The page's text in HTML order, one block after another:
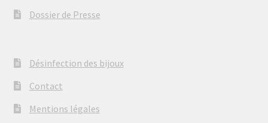
Dossier de Presse
Désinfection des bijoux
Contact
Mentions légales